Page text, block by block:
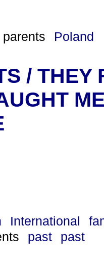
parents Poland
/ THEY
International
past past